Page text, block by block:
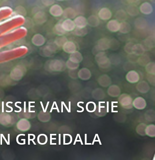
VAN SOFIE
GROEIDALA